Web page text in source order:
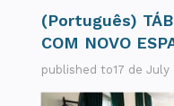
(Português)
COM NOVO
published to17 de July